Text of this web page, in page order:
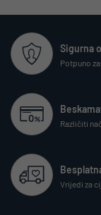
Sigurna
Potpuno
Različiti
Vrijedi za